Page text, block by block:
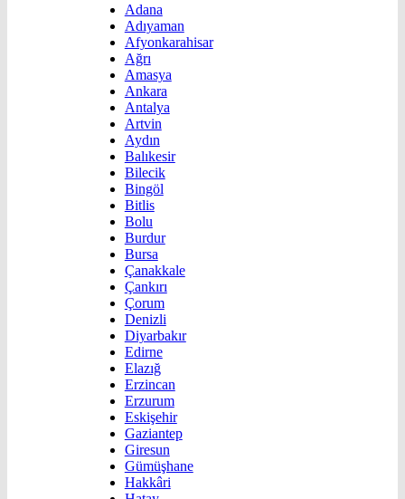
Adana
Adıyaman
Afyonkarahisar
Ağrı
Amasya
Ankara
Antalya
Artvin
Aydın
Balıkesir
Bilecik
Bingöl
Bitlis
Bolu
Burdur
Bursa
Çanakkale
Çankırı
Çorum
Denizli
Diyarbakır
Edirne
Elazığ
Erzincan
Erzurum
Eskişehir
Gaziantep
Giresun
Gümüşhane
Hakkâri